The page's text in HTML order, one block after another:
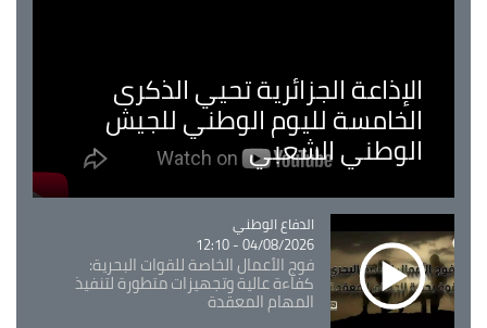
الإذاعة الجزائرية تحيي الذكرى
الخامسة لليوم الوطني للجيش
الوطني الشعبي
Catégorie
الدفاع الوطني
04/08/2026 - 12:10
فوج الأعمال الخاصة للقوات البحرية:
كفاءة عالية وتجهيزات متطورة لتنفيذ
المهام المعقدة